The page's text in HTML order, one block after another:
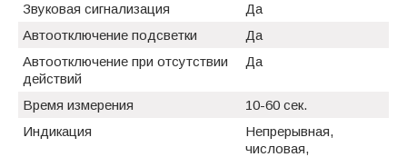
Звуковая сигнализация
Да
Автоотключение подсветки
Да
Автоотключение при отсутствии
действий
Да
Время измерения
10-60 сек.
Индикация
Непрерывная,
числовая,